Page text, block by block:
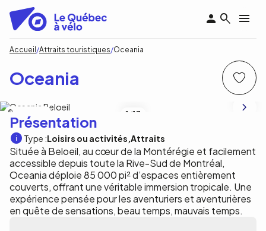
contenu
principal
Fil
d'Ariane
Accueil Attraits touristiques Oceania
Oceania
1 /13
Présentation
Type :Loisirs ou activités Attraits
Située à Beloeil, au cœur de la Montérégie et facilement
accessible depuis toute la Rive-Sud de Montréal,
Oceania déploie 85 000 pi² d’espaces entièrement
couverts, offrant une véritable immersion tropicale. Une
expérience pensée pour les aventuriers et aventurières
en quête de sensations, beau temps, mauvais temps.